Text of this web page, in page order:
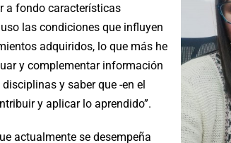
a fondo características
las condiciones que influyen
adquiridos, lo que más he
y complementar información
y saber que -en el
y aplicar lo aprendido”.
actualmente se desempeña